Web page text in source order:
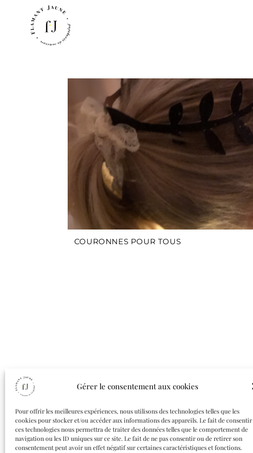
Gérer le consentement aux cookies
Pour offrir les meilleures expériences, nous utilisons des technologies telles que les
cookies pour stocker et/ou accéder aux informations des appareils. Le fait de consentir
ces technologies nous permettra de traiter des données telles que le comportement de
navigation ou les ID uniques sur ce site. Le fait de ne pas consentir ou de retirer son
consentement peut avoir un effet négatif sur certaines caractéristiques et fonctions.
COURONNES POUR TOUS